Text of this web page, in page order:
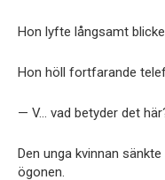
Hon lyfte långsamt
Hon höll fortfarande
— V… vad betyder det
Den unga kvinnan
ögonen.